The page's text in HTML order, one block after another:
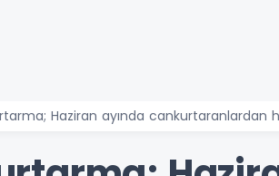
Haziran ayında